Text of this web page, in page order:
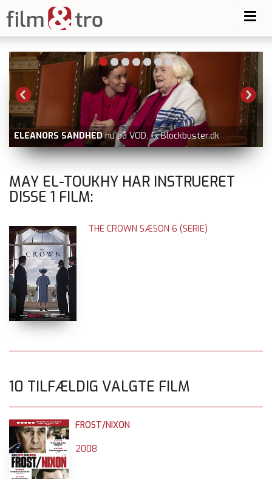
ELEANORS SANDHED nu på VOD, fx Blockbuster.dk
MAY EL-TOUKHY HAR INSTRUERET
DISSE 1 FILM:
THE CROWN SÆSON 6 (SERIE)
10 TILFÆLDIG VALGTE FILM
FROST/NIXON
2008